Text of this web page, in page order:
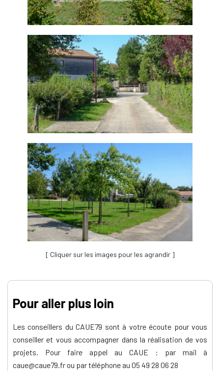
[ Cliquer sur les images pour les agrandir ]
Pour aller plus loin
Les conseillers du CAUE79 sont à votre écoute pour vous
conseiller et vous accompagner dans la réalisation de vos
projets. Pour faire appel au CAUE : par mail à
caue@caue79.fr ou par téléphone au 05 49 28 06 28